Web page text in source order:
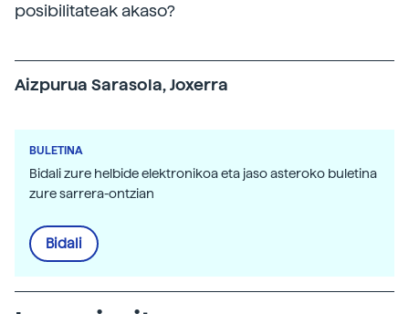
posibilitateak akaso?
Aizpurua Sarasola, Joxerra
BULETINA
Bidali zure helbide elektronikoa eta jaso asteroko buletina
zure sarrera-ontzian
Bidali